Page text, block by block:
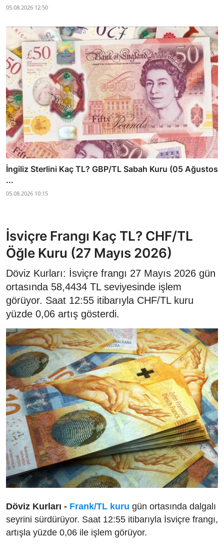
05.08.2026 12:50
İngiliz Sterlini Kaç TL? GBP/TL Sabah Kuru (05 Ağustos
...
05.08.2026 10:15
İsviçre Frangı Kaç TL? CHF/TL
Öğle Kuru (27 Mayıs 2026)
Döviz Kurları: İsviçre frangı 27 Mayıs 2026 gün
ortasında 58,4434 TL seviyesinde işlem
görüyor. Saat 12:55 itibarıyla CHF/TL kuru
yüzde 0,06 artış gösterdi.
Döviz Kurları - Frank/TL kuru gün ortasında dalgalı
seyrini sürdürüyor. Saat 12:55 itibarıyla İsviçre frangı,
artışla yüzde 0,06 ile işlem görüyor.